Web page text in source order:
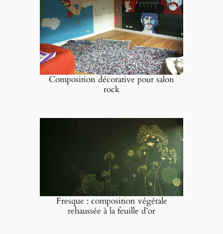
Composition décorative pour salon
rock
Fresque : composition végétale
rehaussée à la feuille d’or